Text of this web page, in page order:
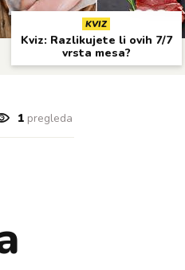
KVIZ
Kviz: Razlikujete li ovih 7/7
vrsta mesa?
1pregleda